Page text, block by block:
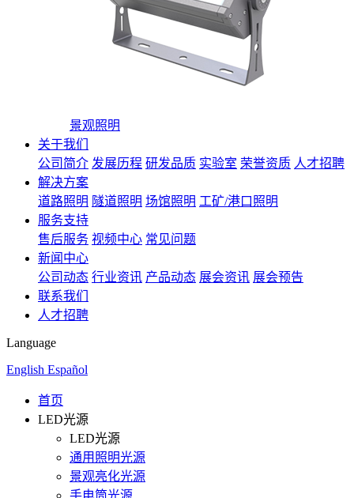
景观照明
关于我们
公司简介 发展历程 研发品质 实验室 荣誉资质 人才招聘
解决方案
道路照明 隧道照明 场馆照明 工矿/港口照明
服务支持
售后服务 视频中心 常见问题
新闻中心
公司动态 行业资讯 产品动态 展会资讯 展会预告
联系我们
人才招聘
Language
English Español
首页
LED光源
LED光源
通用照明光源
景观亮化光源
手电筒光源